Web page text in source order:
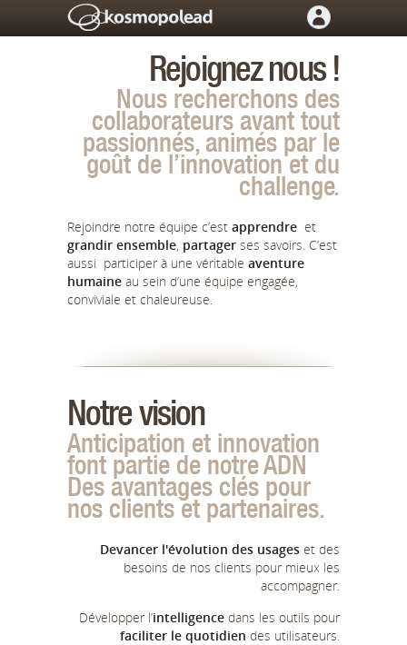
Rejoignez nous !
Nous recherchons des
collaborateurs avant tout
passionnés, animés par le
goût de l’innovation et du
challenge.
Rejoindre notre équipe c’est apprendre et
grandir ensemble, partager ses savoirs. C’est
aussi participer à une véritable aventure
humaine au sein d’une équipe engagée,
conviviale et chaleureuse.
Notre vision
Anticipation et innovation
font partie de notre ADN
Des avantages clés pour
nos clients et partenaires.
Devancer l'évolution des usages et des
besoins de nos clients pour mieux les
accompagner.
Développer l’intelligence dans les outils pour
faciliter le quotidien des utilisateurs.